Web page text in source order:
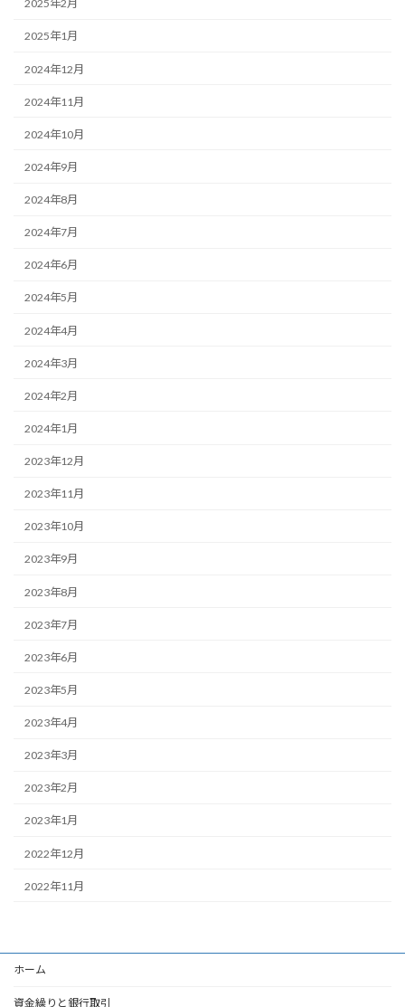
2025年2月
2025年1月
2024年12月
2024年11月
2024年10月
2024年9月
2024年8月
2024年7月
2024年6月
2024年5月
2024年4月
2024年3月
2024年2月
2024年1月
2023年12月
2023年11月
2023年10月
2023年9月
2023年8月
2023年7月
2023年6月
2023年5月
2023年4月
2023年3月
2023年2月
2023年1月
2022年12月
2022年11月
ホーム
資金繰りと銀行取引